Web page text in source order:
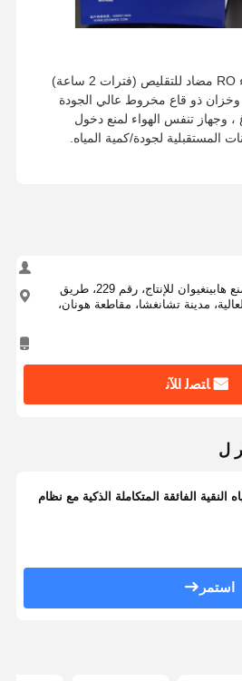
يحتوي النظام على غشاء RO مضاد للتقليص (فترات 2 ساعة)
وخزان ذو قاع مخروط عالي الجودة
، وجهاز تنفس الهواء لمنع دخول
المستقبلية لجودة/كمية المياه.
الطابق الثاني، المبنى ب4، مصنع هابينغيوان للإنتاج، رقم 229، طريق
مدينة تشانغشا، مقاطعة هونان،
ﺎﺘﺼﻟ ﺍﻶﻧ
ل
النقية الفائقة المتكاملة الذكية مع نظام
استمر